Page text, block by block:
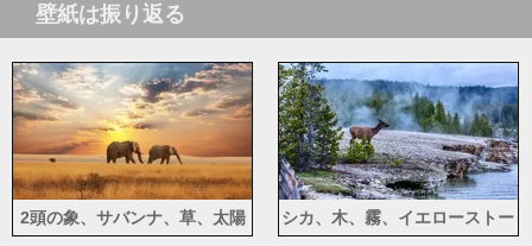
壁紙は振り返る
2頭の象、サバンナ、草、太陽
シカ、木、霧、イエローストー